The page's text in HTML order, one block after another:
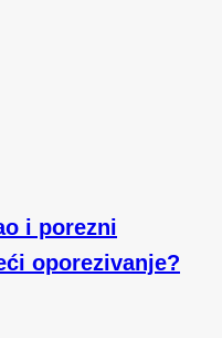
i porezni
oporezivanje?